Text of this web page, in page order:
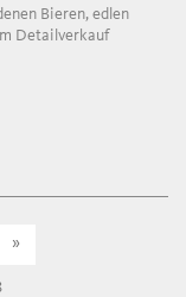
Bieren, edlen
Detailverkauf
»